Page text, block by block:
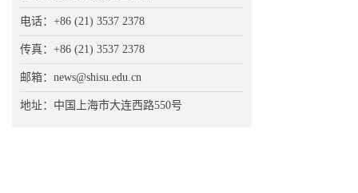
电话：+86 (21) 3537 2378
传真：+86 (21) 3537 2378
邮箱：news@shisu.edu.cn
地址：中国上海市大连西路550号